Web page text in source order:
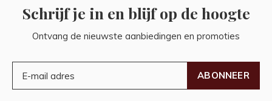
Schrijf je in en blijf op de hoogte
Ontvang de nieuwste aanbiedingen en promoties
ABONNEER